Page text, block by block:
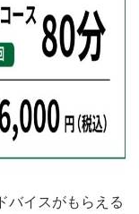
バイスがもらえる